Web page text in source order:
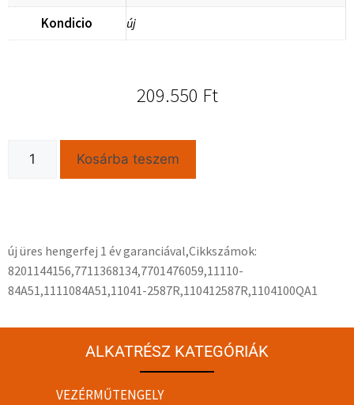
Kondicio új
209.550 Ft
Kosárba teszem
új üres hengerfej 1 év garanciával,Cikkszámok:
8201144156,7711368134,7701476059,11110-
84A51,1111084A51,11041-2587R,110412587R,1104100QA1
ALKATRÉSZ KATEGÓRIÁK
VEZÉRMŰTENGELY